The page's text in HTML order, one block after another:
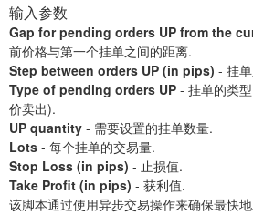
输入参数
Gap for pending orders UP from the
前价格与第一个挂单之间的距离.
Step between orders UP (in pips) - 挂
Type of pending orders UP - 挂单的类
价卖出).
UP quantity - 需要设置的挂单数量.
Lots - 每个挂单的交易量.
Stop Loss (in pips) - 止损值.
Take Profit (in pips) - 获利值.
该脚本通过使用异步交易操作来确保最快